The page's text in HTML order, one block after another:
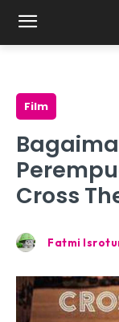
Film
Cross
Fatmi